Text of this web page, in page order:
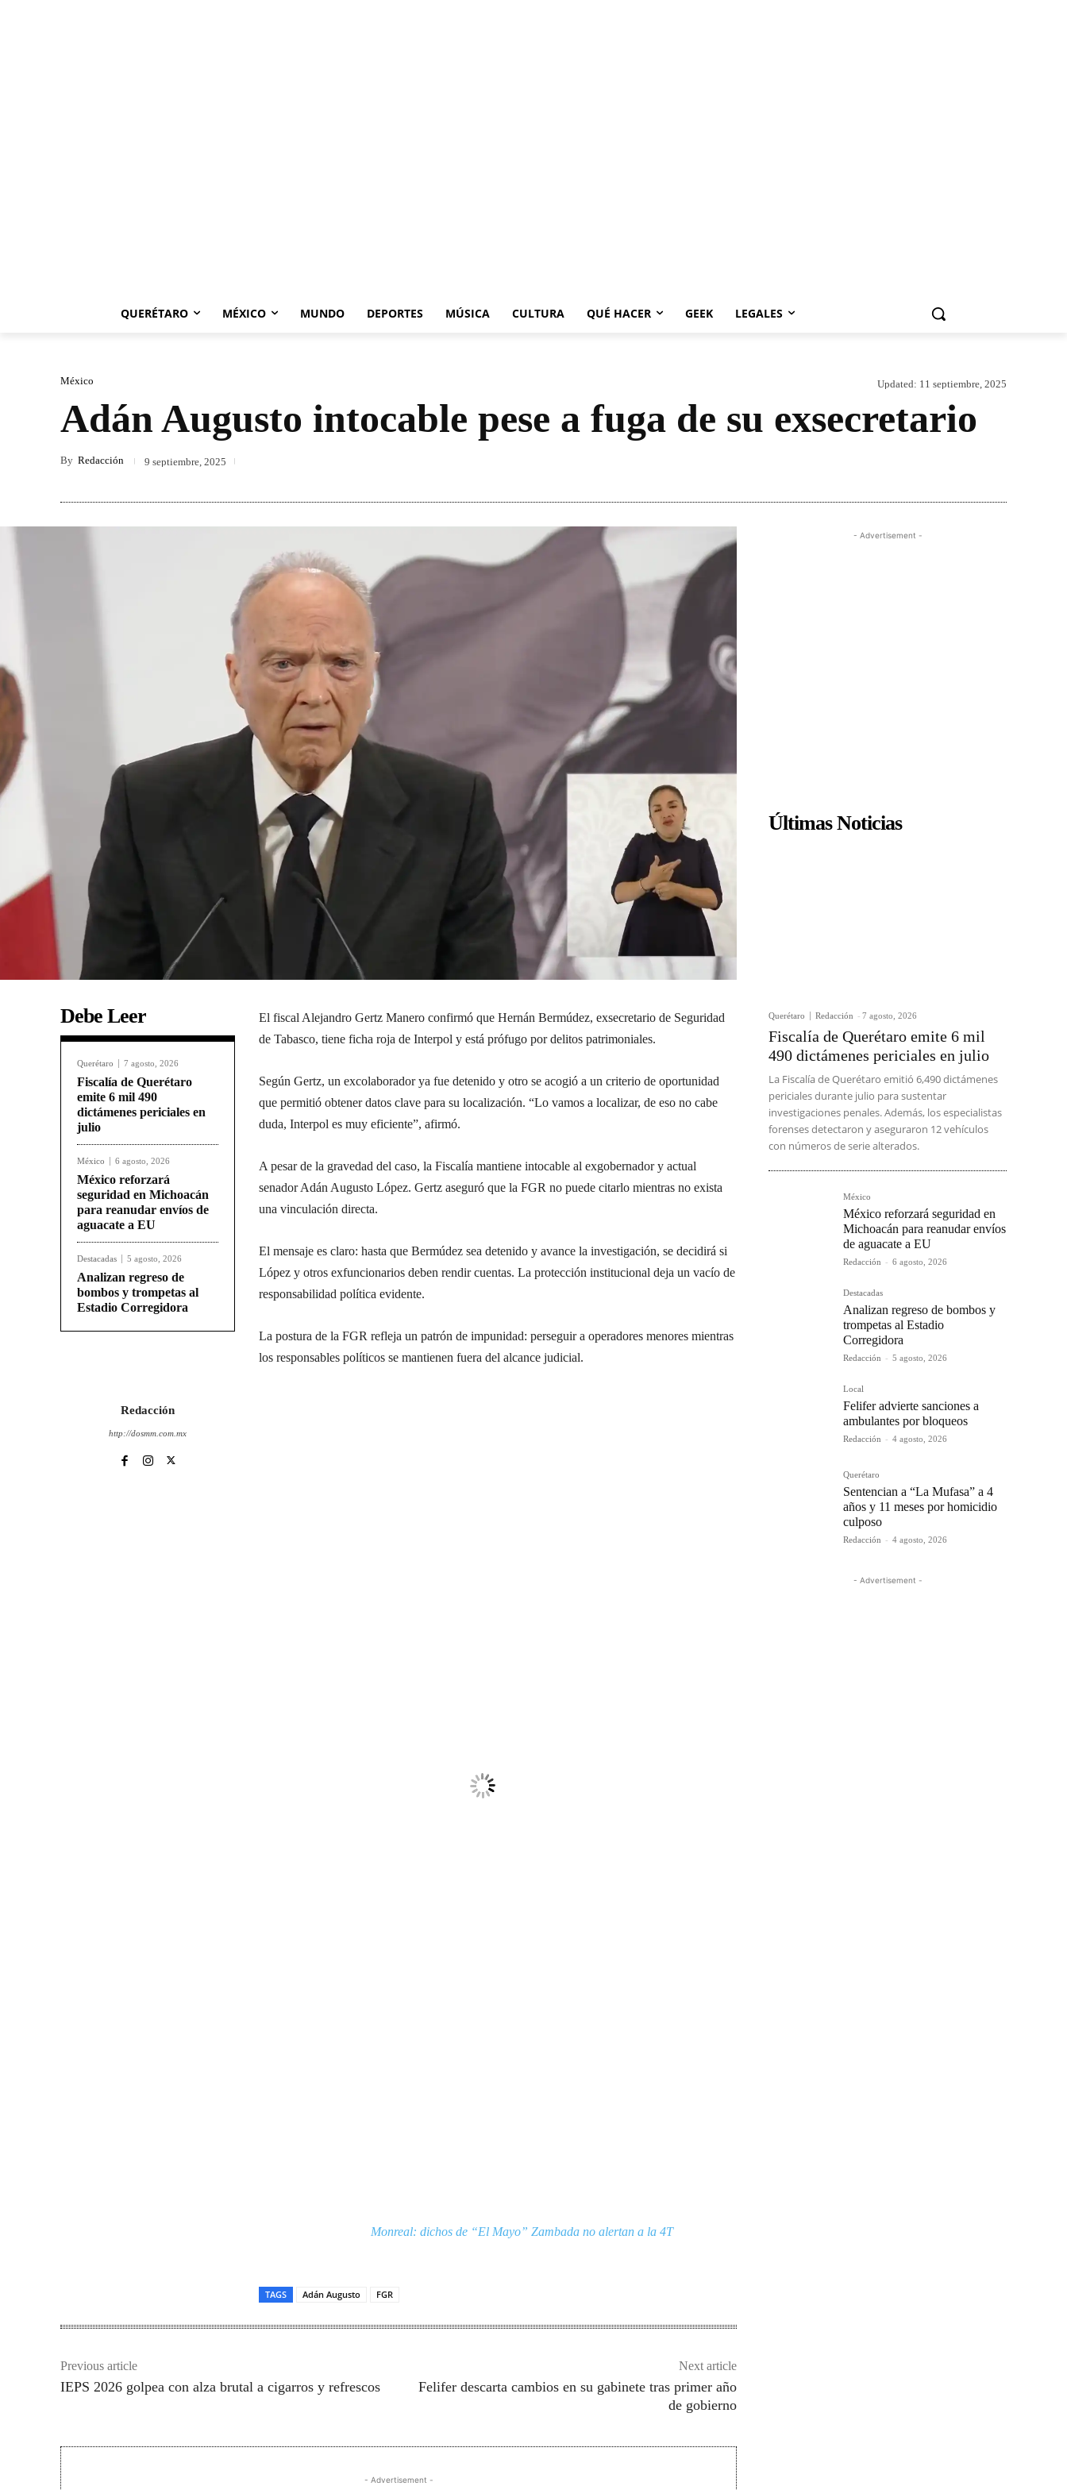
QUERÉTARO MÉXICO MUNDO DEPORTES MÚSICA CULTURA QUÉ HACER GEEK LEGALES
México Updated: 11 septiembre, 2025
Adán Augusto intocable pese a fuga de su exsecretario
By Redacción 9 septiembre, 2025
Debe Leer
Querétaro 7 agosto, 2026
Fiscalía de Querétaro
emite 6 mil 490
dictámenes periciales en
julio
México 6 agosto, 2026
México reforzará
seguridad en Michoacán
para reanudar envíos de
aguacate a EU
Destacadas 5 agosto, 2026
Analizan regreso de
bombos y trompetas al
Estadio Corregidora
Redacción
http://dosmm.com.mx
El fiscal Alejandro Gertz Manero confirmó que Hernán Bermúdez, exsecretario de Seguridad
de Tabasco, tiene ficha roja de Interpol y está prófugo por delitos patrimoniales.
Según Gertz, un excolaborador ya fue detenido y otro se acogió a un criterio de oportunidad
que permitió obtener datos clave para su localización. “Lo vamos a localizar, de eso no cabe
duda, Interpol es muy eficiente”, afirmó.
A pesar de la gravedad del caso, la Fiscalía mantiene intocable al exgobernador y actual
senador Adán Augusto López. Gertz aseguró que la FGR no puede citarlo mientras no exista
una vinculación directa.
El mensaje es claro: hasta que Bermúdez sea detenido y avance la investigación, se decidirá si
López y otros exfuncionarios deben rendir cuentas. La protección institucional deja un vacío de
responsabilidad política evidente.
La postura de la FGR refleja un patrón de impunidad: perseguir a operadores menores mientras
los responsables políticos se mantienen fuera del alcance judicial.
Monreal: dichos de “El Mayo” Zambada no alertan a la 4T
TAGS Adán Augusto FGR
Previous article
IEPS 2026 golpea con alza brutal a cigarros y refrescos
Next article
Felifer descarta cambios en su gabinete tras primer año
de gobierno
- Advertisement -
- Advertisement -
Últimas Noticias
Querétaro Redacción - 7 agosto, 2026
Fiscalía de Querétaro emite 6 mil
490 dictámenes periciales en julio
La Fiscalía de Querétaro emitió 6,490 dictámenes
periciales durante julio para sustentar
investigaciones penales. Además, los especialistas
forenses detectaron y aseguraron 12 vehículos
con números de serie alterados.
México
México reforzará seguridad en
Michoacán para reanudar envíos
de aguacate a EU
Redacción - 6 agosto, 2026
Destacadas
Analizan regreso de bombos y
trompetas al Estadio
Corregidora
Redacción - 5 agosto, 2026
Local
Felifer advierte sanciones a
ambulantes por bloqueos
Redacción - 4 agosto, 2026
Querétaro
Sentencian a “La Mufasa” a 4
años y 11 meses por homicidio
culposo
Redacción - 4 agosto, 2026
- Advertisement -